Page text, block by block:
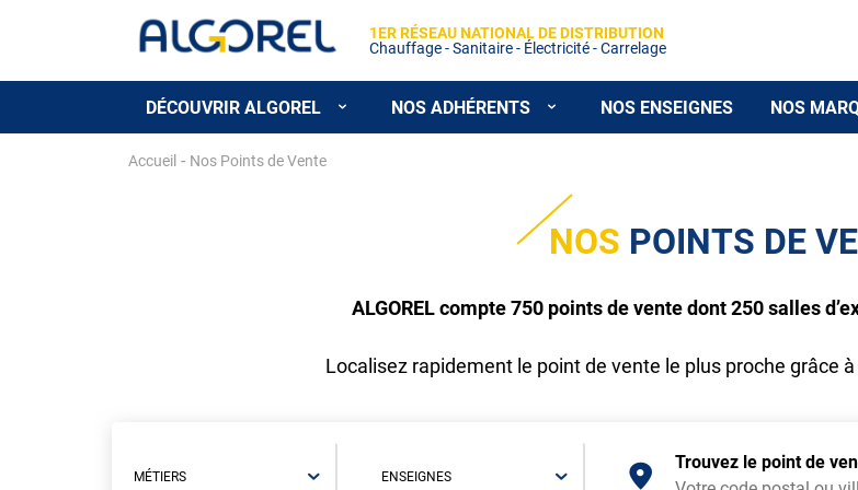
1ER RÉSEAU NATIONAL DE DISTRIBUTION
Chauffage - Sanitaire - Électricité - Carrelage
DÉCOUVRIR ALGOREL NOS ADHÉRENTS NOS ENSEIGNES NOS
Accueil - Nos Points de Vente
NOS POINTS DE
ALGOREL compte 750 points de vente dont 250 salles
Localisez rapidement le point de vente le plus proche grâce
MÉTIERS ENSEIGNES
Trouvez le point de